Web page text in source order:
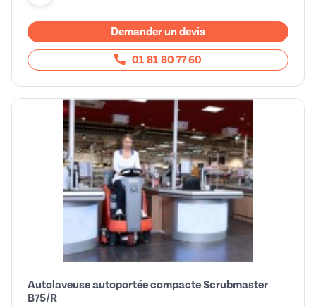
Demander un devis
01 81 80 77 60
Autolaveuse autoportée compacte Scrubmaster
B75/R